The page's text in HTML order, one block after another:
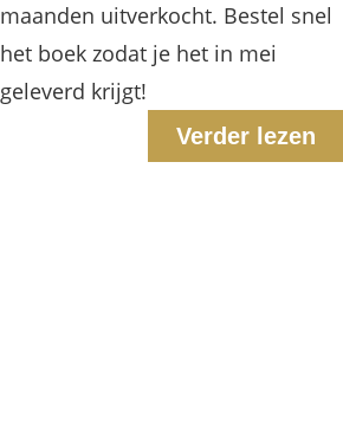
maanden uitverkocht. Bestel snel
het boek zodat je het in mei
geleverd krijgt!
Verder lezen